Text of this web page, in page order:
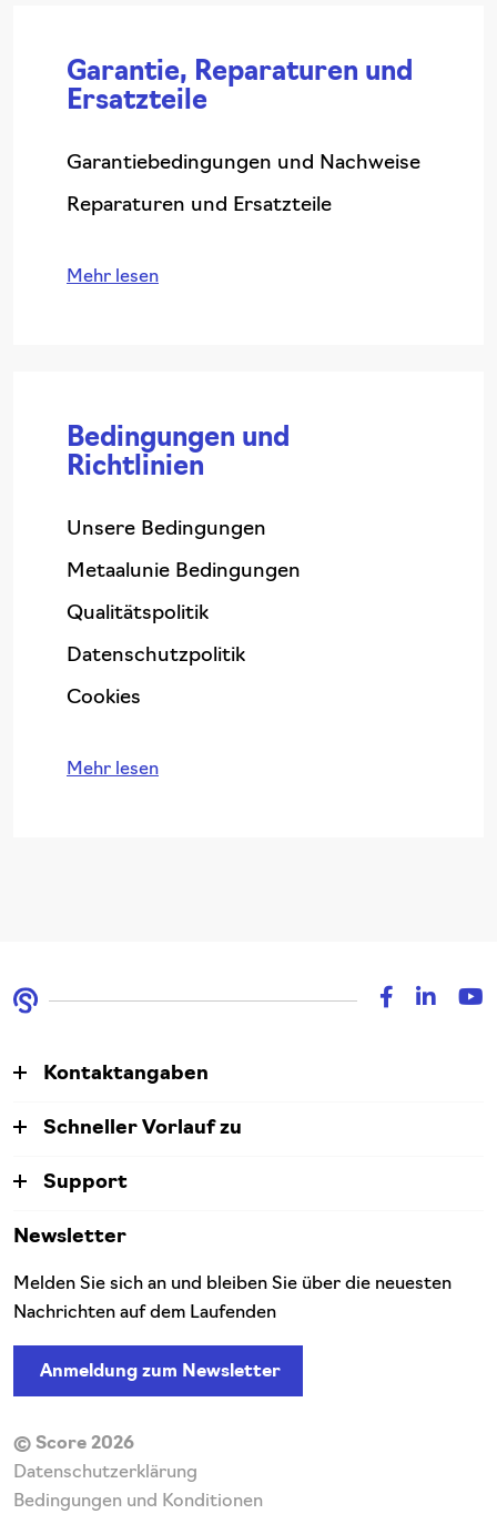
Garantie, Reparaturen und
Ersatzteile
Garantiebedingungen und Nachweise
Reparaturen und Ersatzteile
Mehr lesen
Bedingungen und
Richtlinien
Unsere Bedingungen
Metaalunie Bedingungen
Qualitätspolitik
Datenschutzpolitik
Cookies
Mehr lesen
Kontaktangaben
Schneller Vorlauf zu
Support
Newsletter
Melden Sie sich an und bleiben Sie über die neuesten
Nachrichten auf dem Laufenden
Anmeldung zum Newsletter
© Score 2026
Datenschutzerklärung
Bedingungen und Konditionen